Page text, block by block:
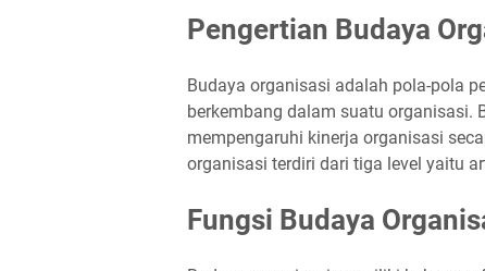
Pengertian Budaya
Budaya organisasi adalah pola-pola
berkembang dalam suatu organisasi.
mempengaruhi kinerja organisasi
organisasi terdiri dari tiga level yaitu
Fungsi Budaya